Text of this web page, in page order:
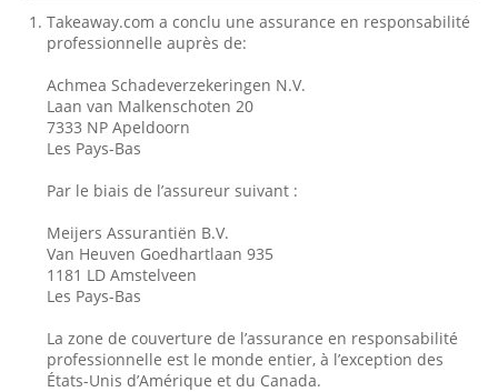
Takeaway.com a conclu une assurance en responsabilité
professionnelle auprès de:
Achmea Schadeverzekeringen N.V.
Laan van Malkenschoten 20
7333 NP Apeldoorn
Les Pays-Bas
Par le biais de l’assureur suivant :
Meijers Assurantiën B.V.
Van Heuven Goedhartlaan 935
1181 LD Amstelveen
Les Pays-Bas
La zone de couverture de l’assurance en responsabilité
professionnelle est le monde entier, à l’exception des
États-Unis d’Amérique et du Canada.